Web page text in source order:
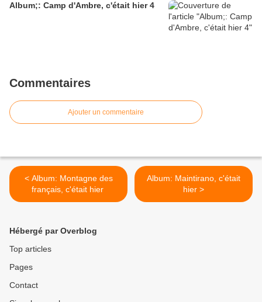
Album;: Camp d'Ambre, c'était hier 4
Commentaires
Ajouter un commentaire
< Album: Montagne des
français, c'était hier
Album: Maintirano, c'était
hier >
Hébergé par Overblog
Top articles
Pages
Contact